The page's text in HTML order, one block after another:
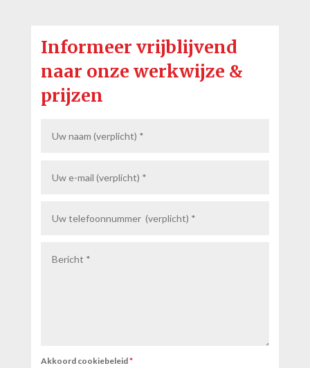
Informeer vrijblijvend
naar onze werkwijze &
prijzen
Akkoord cookiebeleid